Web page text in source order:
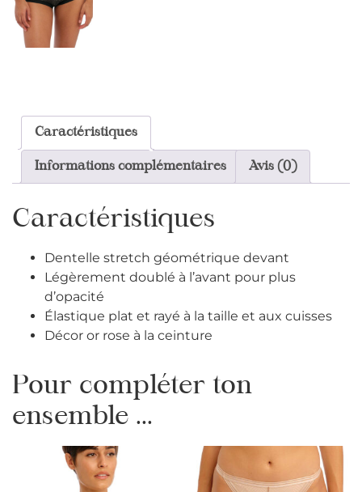
Caractéristiques
Informations complémentaires Avis (0)
Caractéristiques
Dentelle stretch géométrique devant
Légèrement doublé à l’avant pour plus
d’opacité
Élastique plat et rayé à la taille et aux cuisses
Décor or rose à la ceinture
Pour compléter ton
ensemble ...